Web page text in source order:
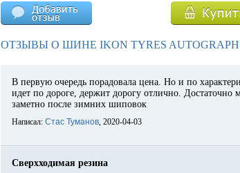
ОТЗЫВЫ О ШИНЕ IKON TYRES AUTOGRAPH
В первую очередь порадовала цена. Но и по
идет по дороге, держит дорогу отлично. Достаточно
заметно после зимних шиповок
Написал: Стас Туманов, 2020-04-03
Сверхходимая резина